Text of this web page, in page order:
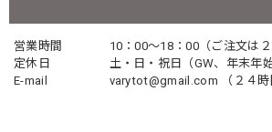
営業時間
10：00〜18：00（ご注文は２
定休日
土・日・祝日（GW、年末年始
E-mail
varytot@gmail.com （２４